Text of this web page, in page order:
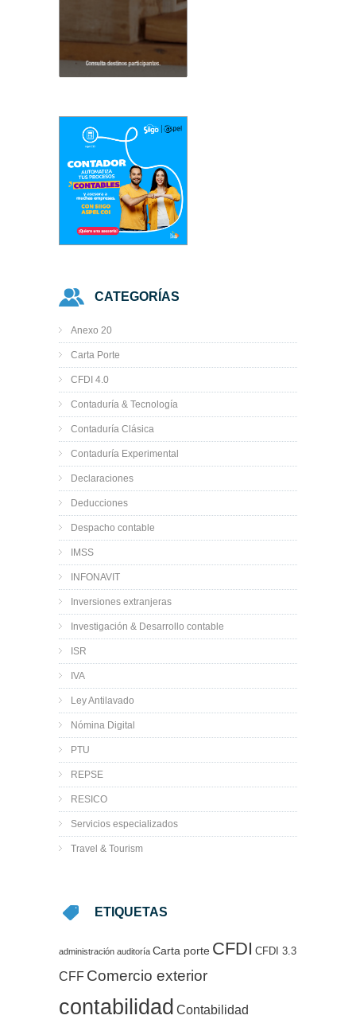
CATEGORÍAS
Anexo 20
Carta Porte
CFDI 4.0
Contaduría & Tecnología
Contaduría Clásica
Contaduría Experimental
Declaraciones
Deducciones
Despacho contable
IMSS
INFONAVIT
Inversiones extranjeras
Investigación & Desarrollo contable
ISR
IVA
Ley Antilavado
Nómina Digital
PTU
REPSE
RESICO
Servicios especializados
Travel & Tourism
ETIQUETAS
administración auditoría Carta porte CFDI CFDI 3.3
CFF Comercio exterior
contabilidad Contabilidad